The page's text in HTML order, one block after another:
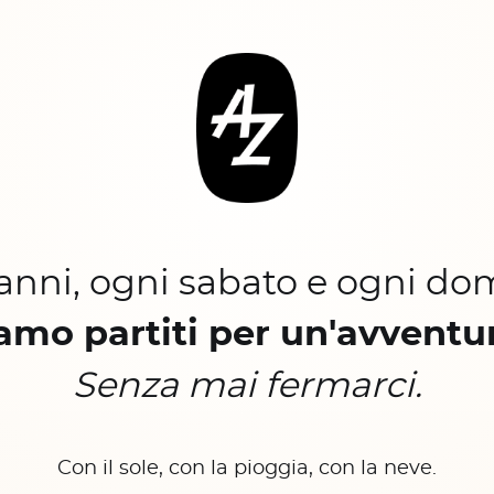
ogni sabato e ogni
partiti per
Senza mai fermarci.
Con il sole, con la pioggia, con la neve.